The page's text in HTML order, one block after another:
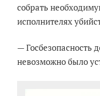
собрать
исполнителях
— Госбезопасность
невозможно было